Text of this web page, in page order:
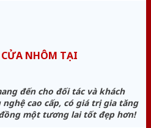
NHÔM TẠI
đến cho đối tác và khách
cao cấp, có giá trị gia tăng
một tương lai tốt đẹp hơn!